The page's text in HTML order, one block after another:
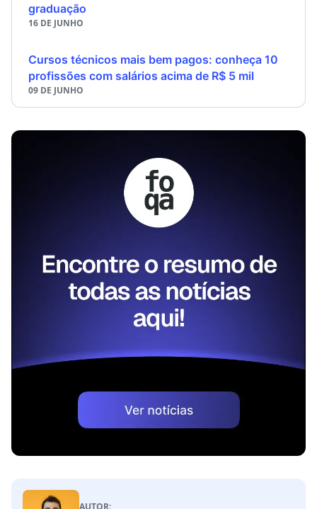
graduação
16 DE JUNHO
Cursos técnicos mais bem pagos: conheça 10
profissões com salários acima de R$ 5 mil
09 DE JUNHO
AUTOR: